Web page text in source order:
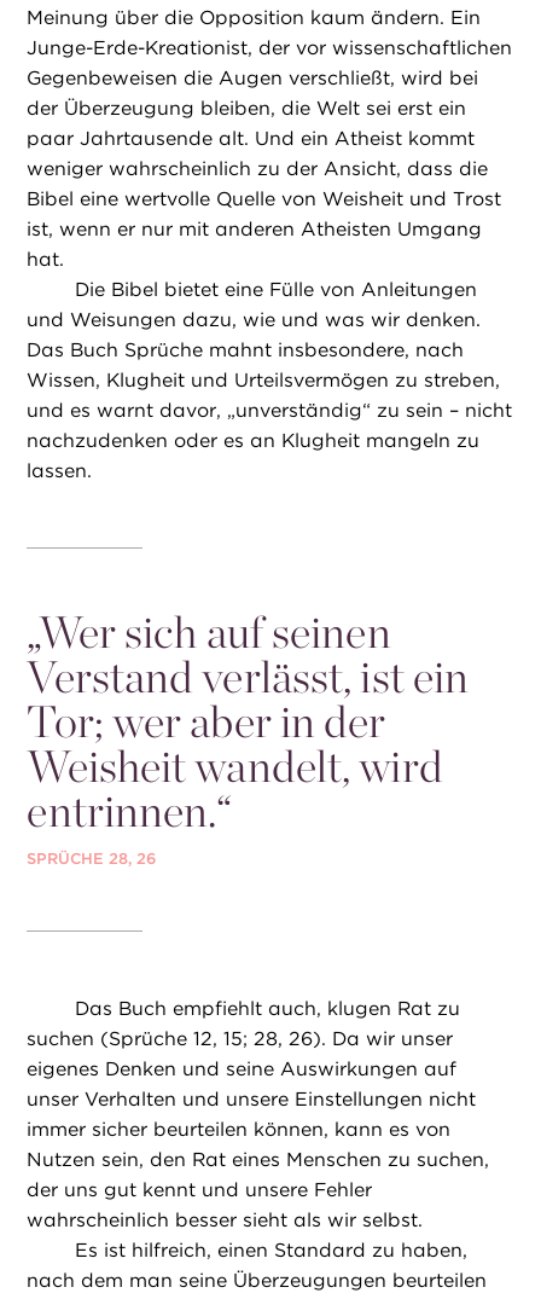
Meinung über die Opposition kaum ändern. Ein
Junge-Erde-Kreationist, der vor wissenschaftlichen
Gegenbeweisen die Augen verschließt, wird bei
der Überzeugung bleiben, die Welt sei erst ein
paar Jahrtausende alt. Und ein Atheist kommt
weniger wahrscheinlich zu der Ansicht, dass die
Bibel eine wertvolle Quelle von Weisheit und Trost
ist, wenn er nur mit anderen Atheisten Umgang
hat.
Die Bibel bietet eine Fülle von Anleitungen
und Weisungen dazu, wie und was wir denken.
Das Buch Sprüche mahnt insbesondere, nach
Wissen, Klugheit und Urteilsvermögen zu streben,
und es warnt davor, „unverständig“ zu sein – nicht
nachzudenken oder es an Klugheit mangeln zu
lassen.
„Wer sich auf seinen
Verstand verlässt, ist ein
Tor; wer aber in der
Weisheit wandelt, wird
entrinnen.“
SPRÜCHE 28, 26
Das Buch empfiehlt auch, klugen Rat zu
suchen (Sprüche 12, 15; 28, 26). Da wir unser
eigenes Denken und seine Auswirkungen auf
unser Verhalten und unsere Einstellungen nicht
immer sicher beurteilen können, kann es von
Nutzen sein, den Rat eines Menschen zu suchen,
der uns gut kennt und unsere Fehler
wahrscheinlich besser sieht als wir selbst.
Es ist hilfreich, einen Standard zu haben,
nach dem man seine Überzeugungen beurteilen